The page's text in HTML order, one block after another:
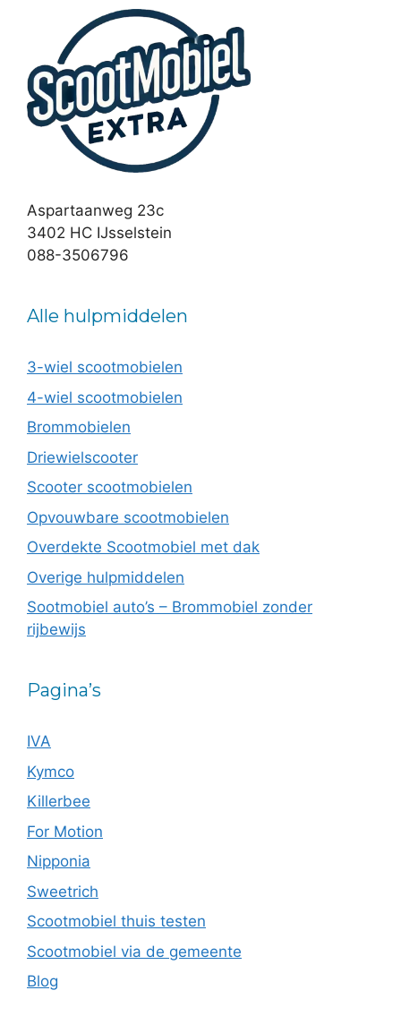
Aspartaanweg 23c
3402 HC IJsselstein
088-3506796
Alle hulpmiddelen
3-wiel scootmobielen
4-wiel scootmobielen
Brommobielen
Driewielscooter
Scooter scootmobielen
Opvouwbare scootmobielen
Overdekte Scootmobiel met dak
Overige hulpmiddelen
Sootmobiel auto’s – Brommobiel zonder
rijbewijs
Pagina’s
IVA
Kymco
Killerbee
For Motion
Nipponia
Sweetrich
Scootmobiel thuis testen
Scootmobiel via de gemeente
Blog